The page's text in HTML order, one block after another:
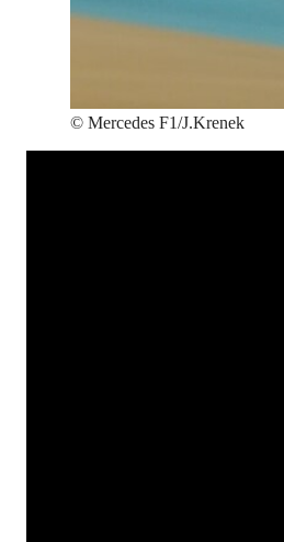
© Mercedes F1/J.Krenek